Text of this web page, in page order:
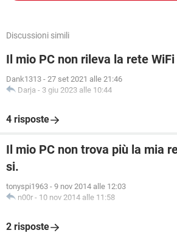
Discussioni simili
Il mio PC non rileva la rete WiFi
Dank1313 - 27 set 2021 alle 21:46
Darja - 3 giu 2023 alle 10:44
4 risposte
Il mio PC non trova più la mia
si.
tonyspi1963 - 9 nov 2014 alle 12:03
n00r - 10 nov 2014 alle 11:58
2 risposte